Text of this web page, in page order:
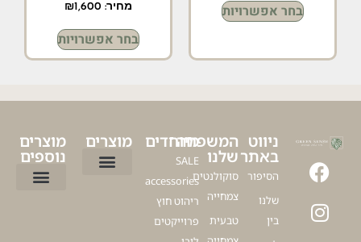
בחר אפשרויות מחיר: ₪1,600
בחר אפשרויות
ניווט
באתר
הסיפור
שלנו
בין
המשפחה
שלנו
סוקולנטים
צמחייה
טבעית
מיוחדים
SALE
accessories
ריהוט חוץ
פרוייקטים
מוצרים מוצרים
נוספים